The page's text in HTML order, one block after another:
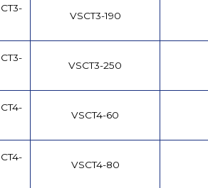
VSCT3-190
VSCT3-250
VSCT4-60
VSCT4-80